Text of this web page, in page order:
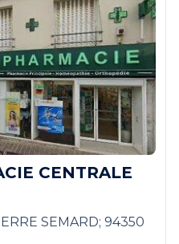
CENTRALE
SEMARD; 94350